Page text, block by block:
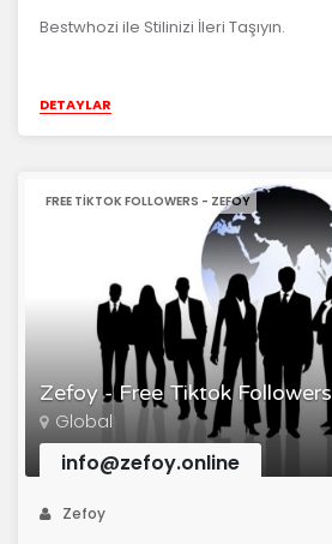
Bestwhozi ile Stilinizi İleri Taşıyın.
DETAYLAR
Zefoy - Free Tiktok Followers
FREE TIKTOK FOLLOWERS - ZEFOY
Global
info@zefoy.online
Zefoy